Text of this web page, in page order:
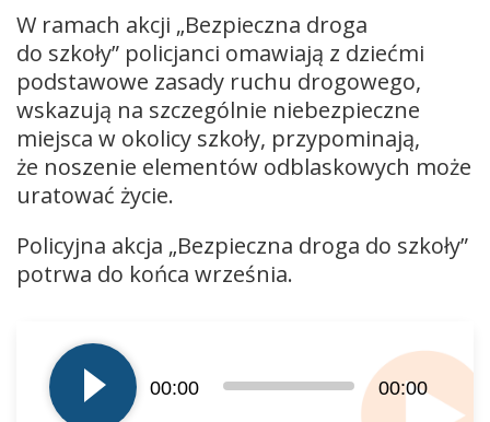
W ramach akcji „Bezpieczna droga
do szkoły” policjanci omawiają z dziećmi
podstawowe zasady ruchu drogowego,
wskazują na szczególnie niebezpieczne
miejsca w okolicy szkoły, przypominają,
że noszenie elementów odblaskowych może
uratować życie.
Policyjna akcja „Bezpieczna droga do szkoły”
potrwa do końca września.
plików
dźwiękowych
00:00 00:00